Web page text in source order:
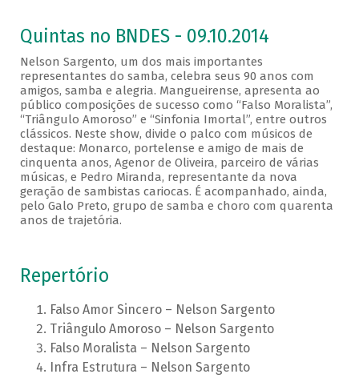
Quintas no BNDES - 09.10.2014
Nelson Sargento, um dos mais importantes
representantes do samba, celebra seus 90 anos com
amigos, samba e alegria. Mangueirense, apresenta ao
público composições de sucesso como “Falso Moralista”,
“Triângulo Amoroso” e “Sinfonia Imortal”, entre outros
clássicos. Neste show, divide o palco com músicos de
destaque: Monarco, portelense e amigo de mais de
cinquenta anos, Agenor de Oliveira, parceiro de várias
músicas, e Pedro Miranda, representante da nova
geração de sambistas cariocas. É acompanhado, ainda,
pelo Galo Preto, grupo de samba e choro com quarenta
anos de trajetória.
Repertório
Falso Amor Sincero – Nelson Sargento
Triângulo Amoroso – Nelson Sargento
Falso Moralista – Nelson Sargento
Infra Estrutura – Nelson Sargento